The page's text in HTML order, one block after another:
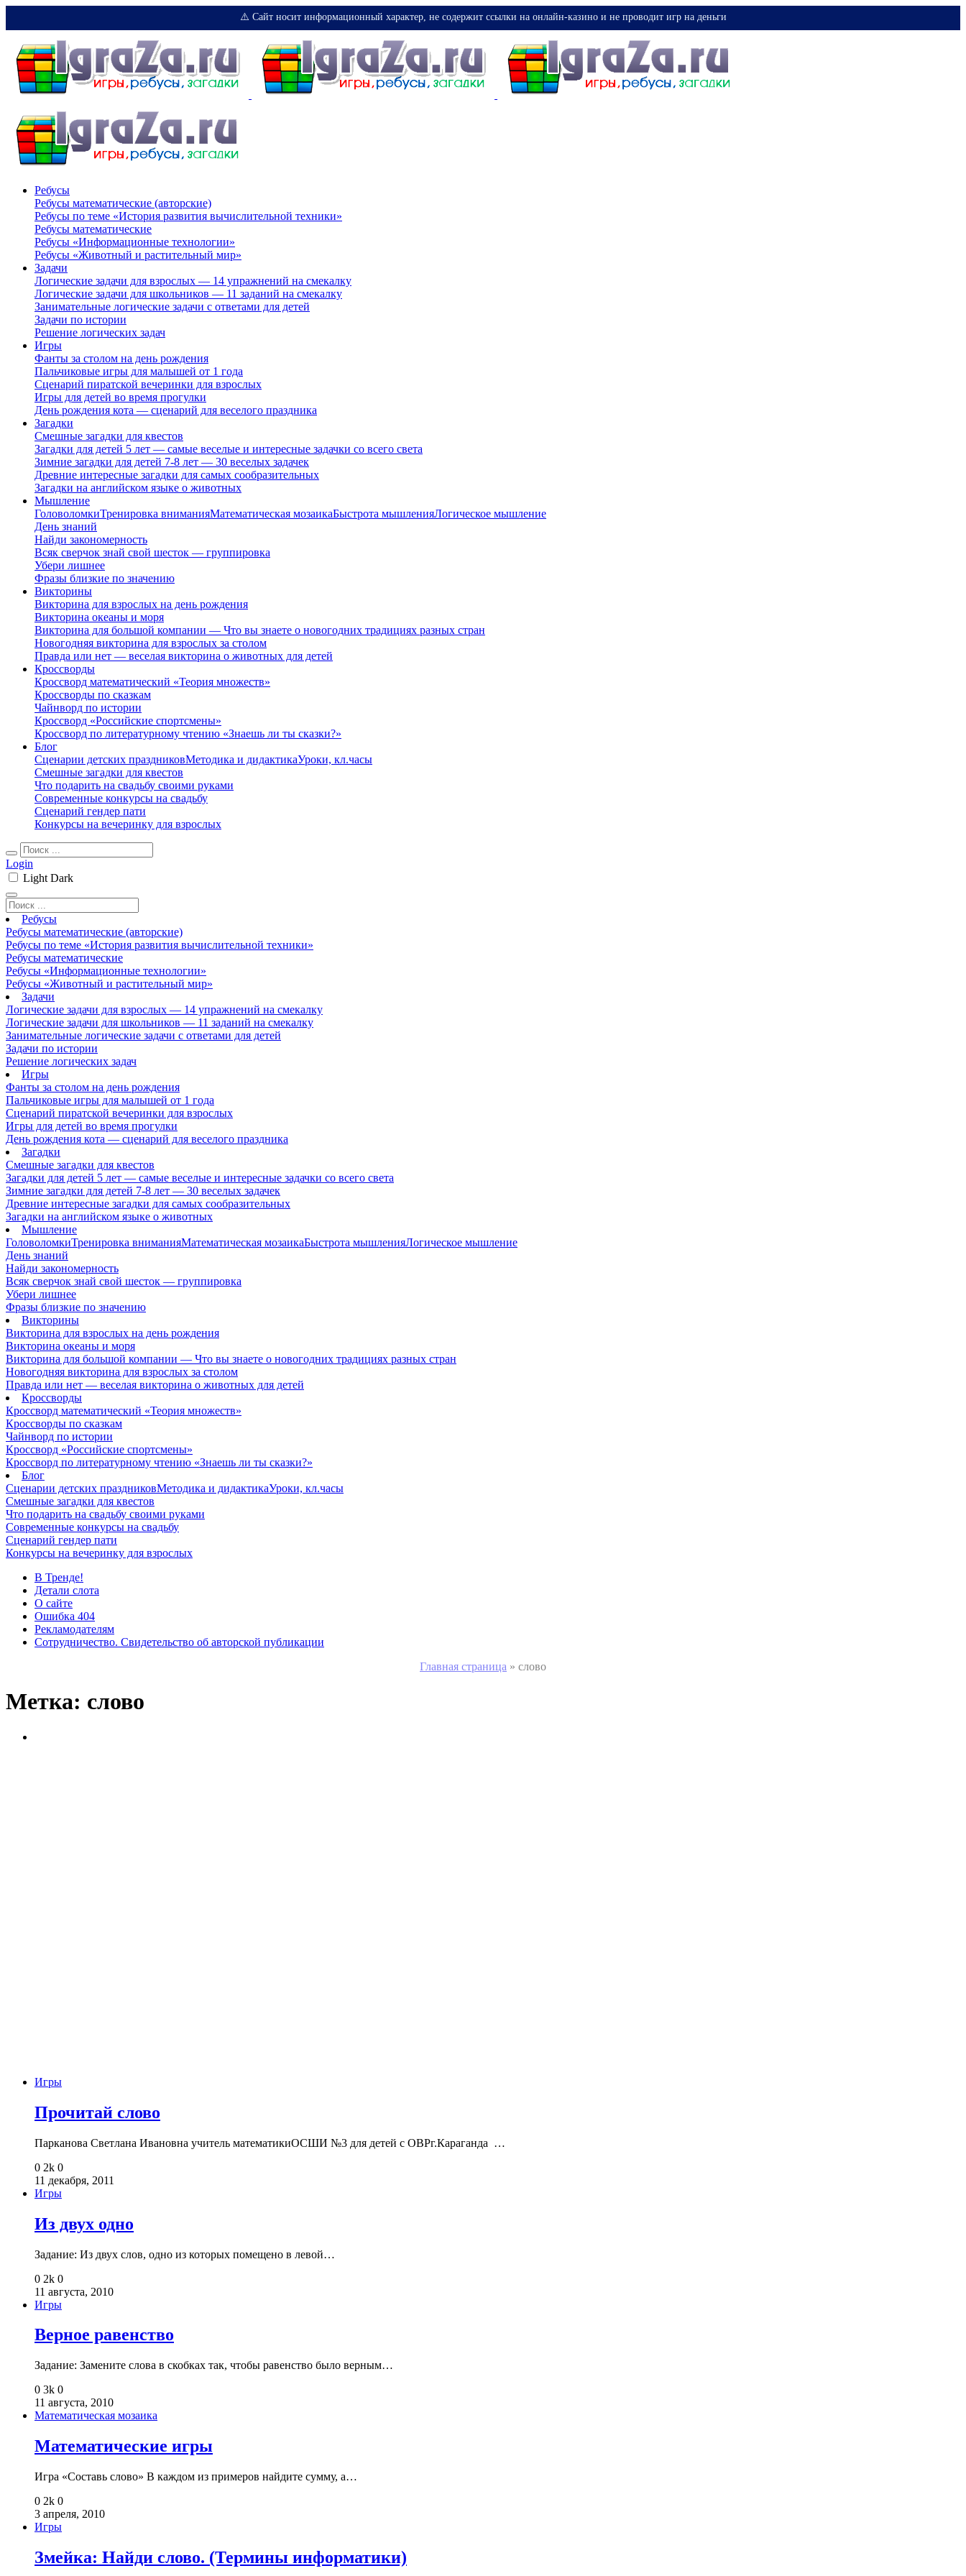
⚠️ Сайт носит информационный характер, не содержит ссылки на онлайн-казино и не проводит игр на деньги
Ребусы
Ребусы математические (авторские)
Ребусы по теме «История развития вычислительной техники»
Ребусы математические
Ребусы «Информационные технологии»
Ребусы «Животный и растительный мир»
Задачи
Логические задачи для взрослых — 14 упражнений на смекалку
Логические задачи для школьников — 11 заданий на смекалку
Занимательные логические задачи с ответами для детей
Задачи по истории
Решение логических задач
Игры
Фанты за столом на день рождения
Пальчиковые игры для малышей от 1 года
Сценарий пиратской вечеринки для взрослых
Игры для детей во время прогулки
День рождения кота — сценарий для веселого праздника
Загадки
Смешные загадки для квестов
Загадки для детей 5 лет — самые веселые и интересные задачки со всего света
Зимние загадки для детей 7-8 лет — 30 веселых задачек
Древние интересные загадки для самых сообразительных
Загадки на английском языке о животных
Мышление
ГоловоломкиТренировка вниманияМатематическая мозаикаБыстрота мышленияЛогическое мышление
День знаний
Найди закономерность
Всяк сверчок знай свой шесток — группировка
Убери лишнее
Фразы близкие по значению
Викторины
Викторина для взрослых на день рождения
Викторина океаны и моря
Викторина для большой компании — Что вы знаете о новогодних традициях разных стран
Новогодняя викторина для взрослых за столом
Правда или нет — веселая викторина о животных для детей
Кроссворды
Кроссворд математический «Теория множеств»
Кроссворды по сказкам
Чайнворд по истории
Кроссворд «Российские спортсмены»
Кроссворд по литературному чтению «Знаешь ли ты сказки?»
Блог
Сценарии детских праздниковМетодика и дидактикаУроки, кл.часы
Смешные загадки для квестов
Что подарить на свадьбу своими руками
Современные конкурсы на свадьбу
Сценарий гендер пати
Конкурсы на вечеринку для взрослых
Login
Light Dark
Ребусы
Ребусы математические (авторские)
Ребусы по теме «История развития вычислительной техники»
Ребусы математические
Ребусы «Информационные технологии»
Ребусы «Животный и растительный мир»
Задачи
Логические задачи для взрослых — 14 упражнений на смекалку
Логические задачи для школьников — 11 заданий на смекалку
Занимательные логические задачи с ответами для детей
Задачи по истории
Решение логических задач
Игры
Фанты за столом на день рождения
Пальчиковые игры для малышей от 1 года
Сценарий пиратской вечеринки для взрослых
Игры для детей во время прогулки
День рождения кота — сценарий для веселого праздника
Загадки
Смешные загадки для квестов
Загадки для детей 5 лет — самые веселые и интересные задачки со всего света
Зимние загадки для детей 7-8 лет — 30 веселых задачек
Древние интересные загадки для самых сообразительных
Загадки на английском языке о животных
Мышление
ГоловоломкиТренировка вниманияМатематическая мозаикаБыстрота мышленияЛогическое мышление
День знаний
Найди закономерность
Всяк сверчок знай свой шесток — группировка
Убери лишнее
Фразы близкие по значению
Викторины
Викторина для взрослых на день рождения
Викторина океаны и моря
Викторина для большой компании — Что вы знаете о новогодних традициях разных стран
Новогодняя викторина для взрослых за столом
Правда или нет — веселая викторина о животных для детей
Кроссворды
Кроссворд математический «Теория множеств»
Кроссворды по сказкам
Чайнворд по истории
Кроссворд «Российские спортсмены»
Кроссворд по литературному чтению «Знаешь ли ты сказки?»
Блог
Сценарии детских праздниковМетодика и дидактикаУроки, кл.часы
Смешные загадки для квестов
Что подарить на свадьбу своими руками
Современные конкурсы на свадьбу
Сценарий гендер пати
Конкурсы на вечеринку для взрослых
В Тренде!
Детали слота
О сайте
Ошибка 404
Рекламодателям
Сотрудничество. Свидетельство об авторской публикации
Главная страница » слово
Метка: слово
Игры
Прочитай слово
Парканова Светлана Ивановна учитель математикиОСШИ №3 для детей с ОВРг.Караганда …
0 2k 0
11 декабря, 2011
Игры
Из двух одно
Задание: Из двух слов, одно из которых помещено в левой…
0 2k 0
11 августа, 2010
Игры
Верное равенство
Задание: Замените слова в скобках так, чтобы равенство было верным…
0 3k 0
11 августа, 2010
Математическая мозаика
Математические игры
Игра «Составь слово» В каждом из примеров найдите сумму, а…
0 2k 0
3 апреля, 2010
Игры
Змейка: Найди слово. (Термины информатики)